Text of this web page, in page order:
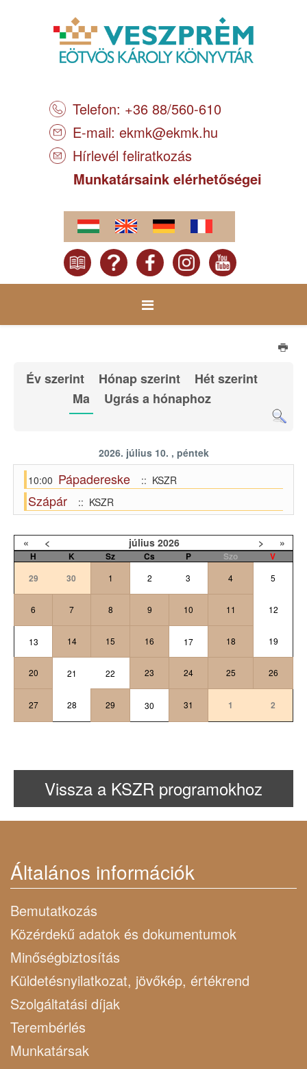
Telefon: +36 88/560-610
E-mail: ekmk@ekmk.hu
Hírlevél feliratkozás
Munkatársaink elérhetőségei
Év szerint Hónap szerint
Hét szerint
Ma
Ugrás a hónaphoz
2026. július 10. , péntek
10:00 Pápadereske :: KSZR
Szápár :: KSZR
« < július 2026 > »
H K Sz Cs P Szo
V
29
30 1 2 3 4 5
6 7 8 9 10 11 12
13 14 15 16 17 18 19
20 21 22 23 24 25 26
27 28 29 30 31 1 2
Vissza a KSZR programokhoz
Általános információk
Bemutatkozás
Közérdekű adatok és dokumentumok
Minőségbiztosítás
Küldetésnyilatkozat, jövőkép, értékrend
Szolgáltatási díjak
Terembérlés
Munkatársak